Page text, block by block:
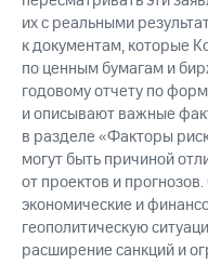
их с реальными
к документам, которые
по ценным бумагам и
годовому отчету по
и описывают важные
в разделе «Факторы
могут быть причиной
от проектов и
экономические и
геополитическую
расширение санкций и